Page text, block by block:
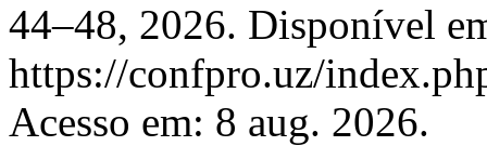
44–48, 2026. Disponível
https://confpro.uz/
Acesso em: 8 aug. 2026.